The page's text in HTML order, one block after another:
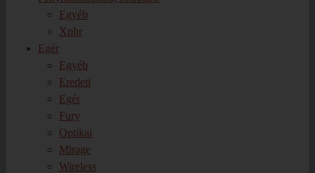
Egyéb
Xphr
Egér
Egyéb
Eredeti
Egér
Fury
Optikai
Mirage
Wireless